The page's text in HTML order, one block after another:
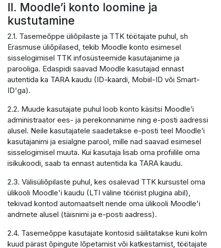
II. Moodle’i konto loomine ja
kustutamine
2.1. Tasemeõppe üliõpilaste ja TTK töötajate puhul, sh
Erasmuse üliõpilased, tekib Moodle konto esimesel
sisselogimisel TTK infosüsteemide kasutajanime ja
parooliga. Edaspidi saavad Moodle kasutajad ennast
autentida ka TARA kaudu (ID-kaardi, Mobiil-ID või Smart-
ID'ga).
2.2. Muude kasutajate puhul loob konto käsitsi Moodle’i
administraator ees- ja perekonnanime ning e-posti aadressi
alusel. Neile kasutajatele saadetakse e-posti teel Moodle’i
kasutajanimi ja esialgne parool, mille nad saavad esimesel
sisselogimisel muuta. Kui kasutaja lisab oma profiilile oma
isikukoodi, saab ta ennast autentida ka TARA kaudu.
2.3. Välisüliõpilaste puhul, kes osalevad TTK kursustel oma
ülikooli Moodle'i kaudu (LTI väline tööriist plugina abil),
tekivad kontod automaatselt nende oma ülikooli Moodle'i
andmete alusel (täisnimi ja e-posti aadress).
2.4. Tasemeõppe kasutajate kontosid säilitatakse kuni kolm
kuud pärast õpingute lõpetamist või katkestamist, töötajate